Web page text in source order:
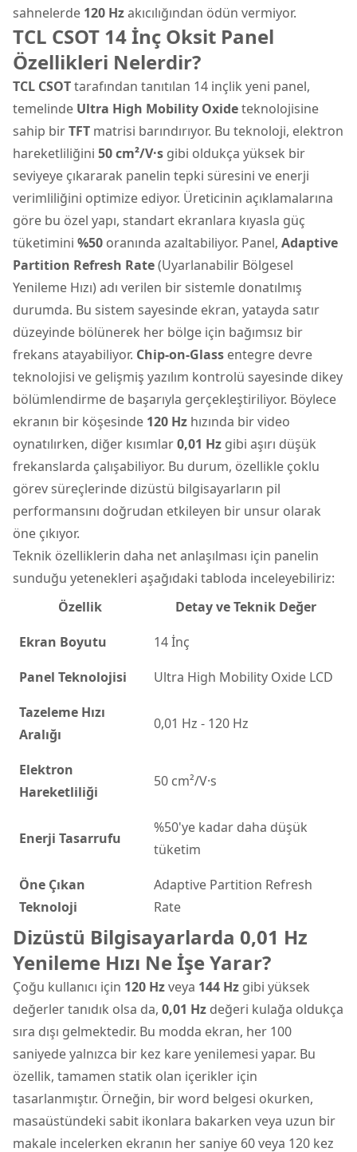
sahnelerde 120 Hzakıcılığından ödün vermiyor.
TCL CSOT 14 İnç Oksit Panel
Özellikleri Nelerdir?
TCL CSOTtarafından tanıtılan 14 inçlik yeni panel,
temelinde Ultra High Mobility Oxideteknolojisine
sahip birTFT matrisi barındırıyor. Bu teknoloji, elektron
hareketliliğini 50 cm²/V·s gibi oldukça yüksek bir
seviyeye çıkararak panelin tepki süresini ve enerji
verimliliğini optimize ediyor. Üreticinin açıklamalarına
göre bu özel yapı, standart ekranlara kıyasla güç
tüketimini %50 oranında azaltabiliyor. Panel, Adaptive
Partition Refresh Rate(Uyarlanabilir Bölgesel
Yenileme Hızı) adı verilen bir sistemle donatılmış
durumda. Bu sistem sayesinde ekran, yatayda satır
düzeyinde bölünerek her bölge için bağımsız bir
frekans atayabiliyor. Chip-on-Glass entegre devre
teknolojisi ve gelişmiş yazılım kontrolü sayesinde dikey
bölümlendirme de başarıyla gerçekleştiriliyor. Böylece
ekranın bir köşesinde 120 Hz hızında bir video
oynatılırken, diğer kısımlar0,01 Hz gibi aşırı düşük
frekanslarda çalışabiliyor. Bu durum, özellikle çoklu
görev süreçlerinde dizüstü bilgisayarların pil
performansını doğrudan etkileyen bir unsur olarak
öne çıkıyor.
Teknik özelliklerin daha net anlaşılması için panelin
sunduğu yetenekleri aşağıdaki tabloda inceleyebiliriz:
Özellik
Detay ve Teknik Değer
Ekran Boyutu
14 İnç
Panel Teknolojisi
Ultra High Mobility Oxide LCD
Tazeleme Hızı
Aralığı
0,01 Hz - 120 Hz
Elektron
Hareketliliği
50 cm²/V·s
Enerji Tasarrufu
%50'ye kadar daha düşük
tüketim
Öne Çıkan
Teknoloji
Adaptive Partition Refresh
Rate
Dizüstü Bilgisayarlarda 0,01 Hz
Yenileme Hızı Ne İşe Yarar?
Çoğu kullanıcı için 120 Hzveya 144 Hz gibi yüksek
değerler tanıdık olsa da, 0,01 Hz değeri kulağa oldukça
sıra dışı gelmektedir. Bu modda ekran, her 100
saniyede yalnızca bir kez kare yenilemesi yapar. Bu
özellik, tamamen statik olan içerikler için
tasarlanmıştır. Örneğin, bir word belgesi okurken,
masaüstündeki sabit ikonlara bakarken veya uzun bir
makale incelerken ekranın her saniye 60 veya 120 kez